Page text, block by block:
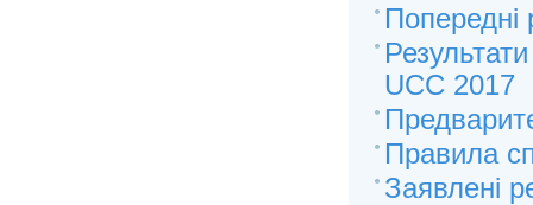
Попередні
UCC 2017
Правила
Заявлені